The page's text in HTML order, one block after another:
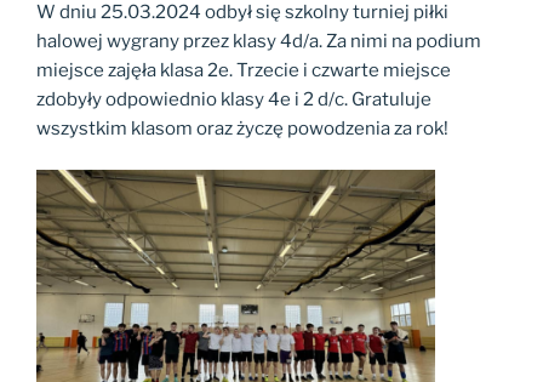
W dniu 25.03.2024 odbył się szkolny turniej piłki
halowej wygrany przez klasy 4d/a. Za nimi na podium
miejsce zajęła klasa 2e. Trzecie i czwarte miejsce
zdobyły odpowiednio klasy 4e i 2 d/c. Gratuluje
wszystkim klasom oraz życzę powodzenia za rok!